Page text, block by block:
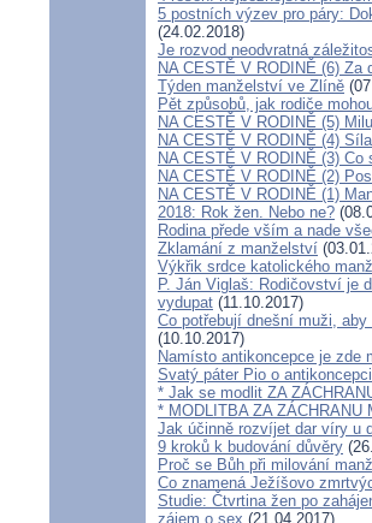
5 postních výzev pro páry:
(24.02.2018)
Je rozvod neodvratná
NA CESTĚ V RODINĚ (6) Za
Týden manželství ve Zlíně
Pět způsobů, jak rodiče
NA CESTĚ V RODINĚ (5)
NA CESTĚ V RODINĚ (4)
NA CESTĚ V RODINĚ (3) Co
NA CESTĚ V RODINĚ (2)
NA CESTĚ V RODINĚ (1)
2018: Rok žen. Nebo ne?
Rodina přede vším a nade
Zklamání z manželství
Výkřik srdce katolického
P. Ján Viglaš: Rodičovství je
vydupat (11.10.2017)
Co potřebují dnešní muži,
(10.10.2017)
Namísto antikoncepce je zde
Svatý páter Pio o antikoncepci
* Jak se modlit ZA
* MODLITBA ZA ZÁCHRANU
Jak účinně rozvíjet dar víry u
9 kroků k budování důvěry
Proč se Bůh při milování
Co znamená Ježíšovo
Studie: Čtvrtina žen po
zájem o sex (21.04.2017)